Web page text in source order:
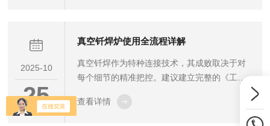
吸收率，缩短升温时间-分区控温设计：将炉膛
功率，避免无效能耗。-强化冷却能力-气冷升
级：增加冷却风机数量与功率，搭配强制对流
段集成循环水冷夹套，结合气水混合...
2025-10
25
真空钎焊炉使用全流程详解
真空钎焊作为特种连接技术，其成败取决于对
每个细节的精准把控。建议建立完整的《工艺
度日志及质检报告。对于新产品开发，应开展
DOE试验设计，系统研究温度、时间、压力三
查看详情